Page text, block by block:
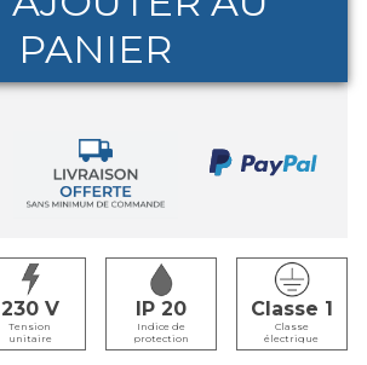
PANIER
230
Tension
unitaire
IP 20
Indice de
protection
Classe 1
Classe
électrique